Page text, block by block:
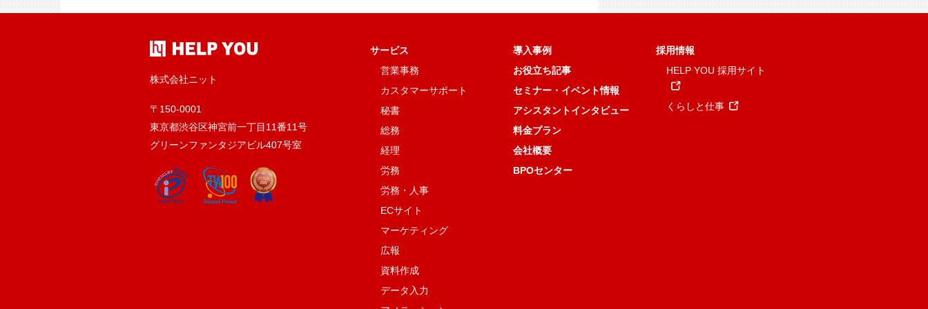
サービス
営業事務
カスタマーサポート
秘書
総務
経理
労務
労務・人事
ECサイト
マーケティング
広報
資料作成
データ入力
導入事例
お役立ち記事
セミナー・イベント情報
アシスタントインタビュー
料金プラン
会社概要
BPOセンター
採用情報
HELP YOU 採用サイト
くらしと仕事
株式会社ニット
〒150-0001
東京都渋谷区神宮前一丁目11番11号
グリーンファンタジアビル407号室